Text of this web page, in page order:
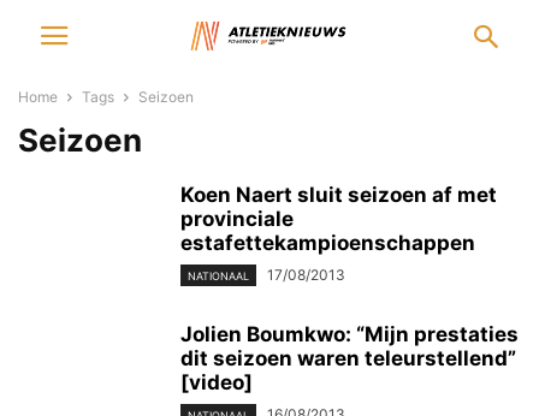
Home Tags Seizoen
Seizoen
Koen Naert sluit seizoen af met
provinciale
estafettekampioenschappen
NATIONAAL 17/08/2013
Jolien Boumkwo: “Mijn prestaties
dit seizoen waren teleurstellend”
[video]